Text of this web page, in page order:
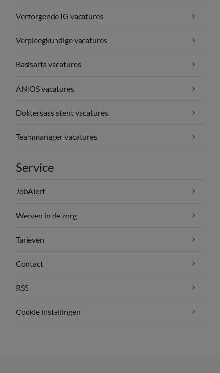
Verzorgende IG vacatures
Verpleegkundige vacatures
Basisarts vacatures
ANIOS vacatures
Doktersassistent vacatures
Teammanager vacatures
Service
JobAlert
Werven in de zorg
Tarieven
Contact
RSS
Cookie instellingen